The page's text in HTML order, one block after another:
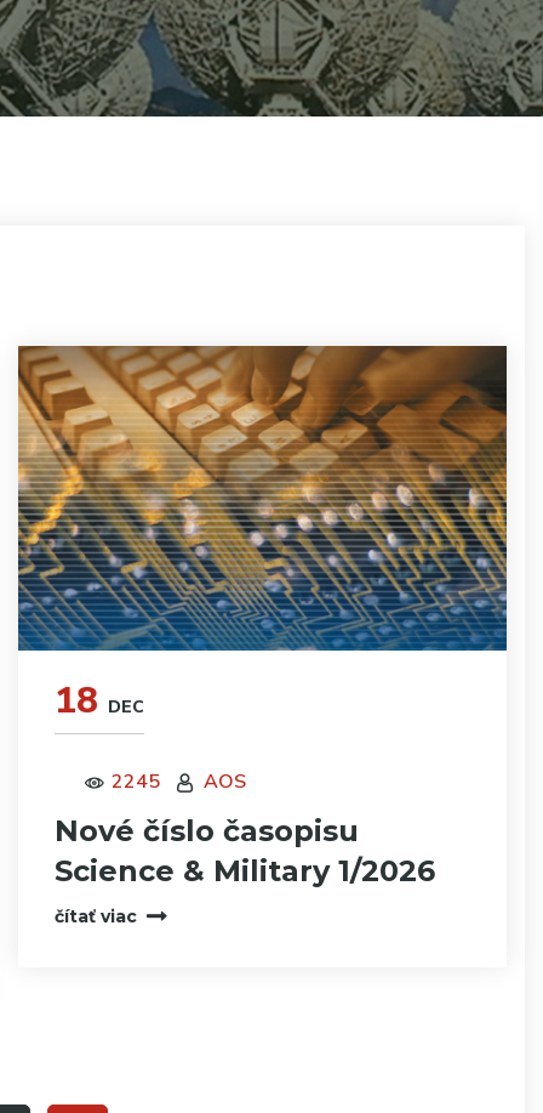
18 DEC
2245 AOS
Nové číslo časopisu
Science & Military 1/2026
čítať viac